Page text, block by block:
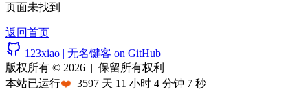
页面未找到
返回首页
123xiao | 无名键客 on GitHub
版权所有 © 2026 | 保留所有权利
本站已运行❤️ 3597 天 11 小时 4 分钟 7 秒